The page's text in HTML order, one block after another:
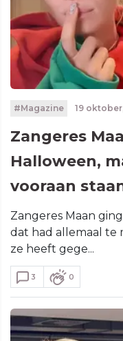
#Magazine 19
Zangeres
Halloween,
vooraan
Zangeres Maan
dat had allemaal te
ze heeft gege...
3 0